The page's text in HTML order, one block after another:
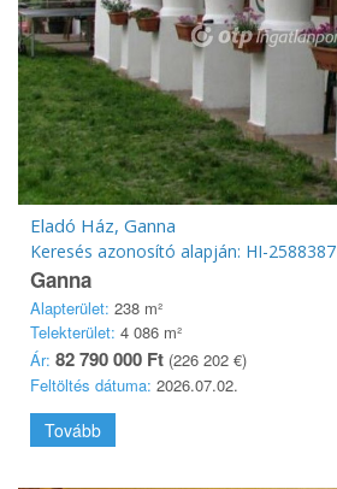
Eladó Ház, Ganna
Keresés azonosító alapján: HI-2588387
Ganna
Alapterület: 238 m²
Telekterület: 4 086 m²
Ár: 82 790 000 Ft (226 202 €)
Feltöltés dátuma: 2026.07.02.
Tovább